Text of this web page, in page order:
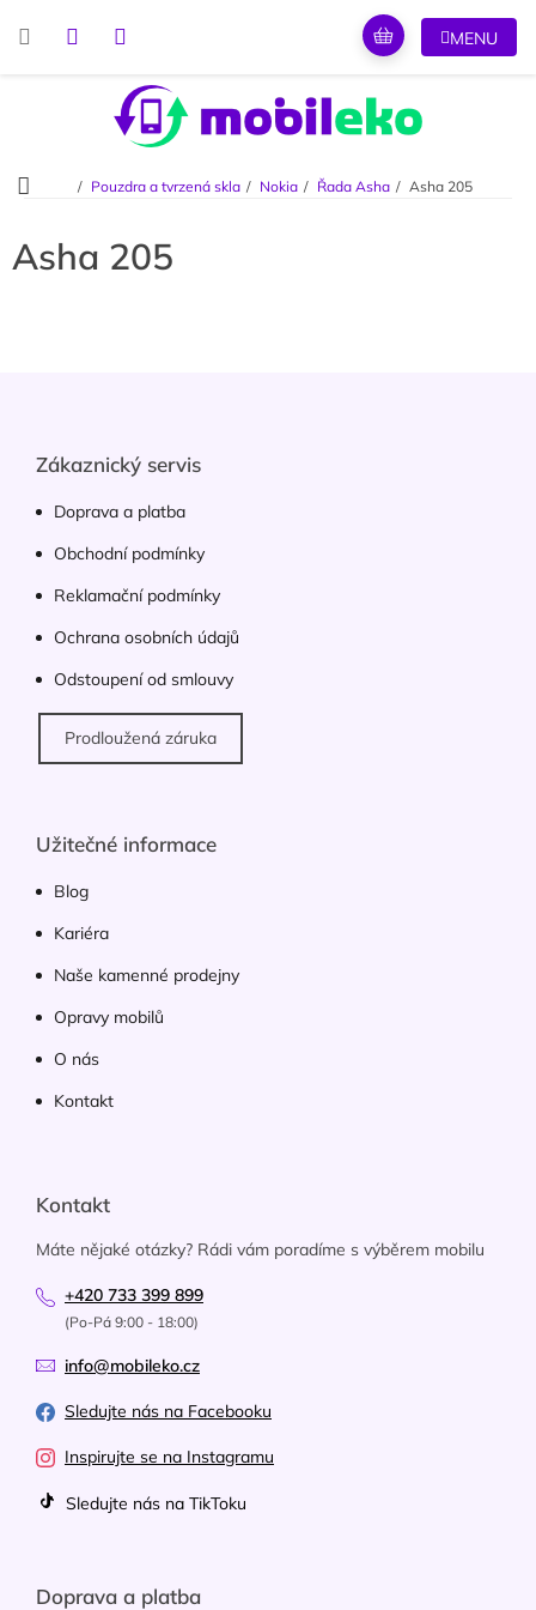
Domů
Pouzdra a tvrzená skla Nokia Řada Asha Asha 205
Asha 205
Zákaznický servis
Doprava a platba
Obchodní podmínky
Reklamační podmínky
Ochrana osobních údajů
Odstoupení od smlouvy
Prodloužená záruka
Užitečné informace
Blog
Kariéra
Naše kamenné prodejny
Opravy mobilů
O nás
Kontakt
Kontakt
Máte nějaké otázky? Rádi vám poradíme s výběrem mobilu
+420 733 399 899
(Po-Pá 9:00 - 18:00)
info@mobileko.cz
Sledujte nás na Facebooku
Inspirujte se na Instagramu
Sledujte nás na TikToku
Doprava a platba